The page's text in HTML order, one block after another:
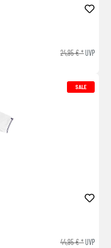
24,95 € *UVP
SALE
44,95 € *UVP